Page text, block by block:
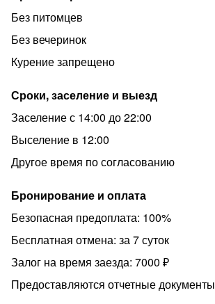
Без питомцев
Без вечеринок
Курение запрещено
Сроки, заселение и выезд
Заселение с 14:00 до 22:00
Выселение в 12:00
Другое время по согласованию
Бронирование и оплата
Безопасная предоплата: 100%
Бесплатная отмена: за 7 суток
Залог на время заезда: 7000 ₽
Предоставляются отчетные документы